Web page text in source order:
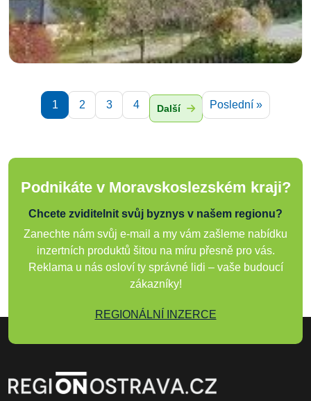
1 2 3 4 Další Poslední »
Podnikáte v Moravskoslezském kraji?
Chcete zviditelnit svůj byznys v našem regionu?
Zanechte nám svůj e-mail a my vám zašleme nabídku
inzertních produktů šitou na míru přesně pro vás.
Reklama u nás osloví ty správné lidi – vaše budoucí
zákazníky!
REGIONÁLNÍ INZERCE